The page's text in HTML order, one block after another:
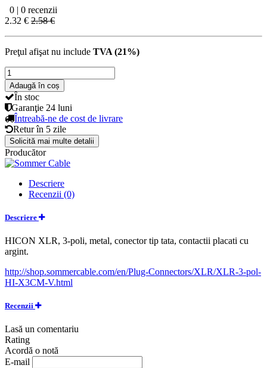
0 | 0 recenzii
2.32 € 2.58 €
Preţul afişat nu include TVA (21%)
Adaugă în coș
În stoc
Garanţie 24 luni
Întreabă-ne de cost de livrare
Retur în 5 zile
Solicită mai multe detalii
Producător
Descriere
Recenzii (0)
Descriere
HICON XLR, 3-poli, metal, conector tip tata, contactii placati cu
argint.
http://shop.sommercable.com/en/Plug-Connectors/XLR/XLR-3-pol-
HI-X3CM-V.html
Recenzii
Lasă un comentariu
Rating
Acordă o notă
E-mail